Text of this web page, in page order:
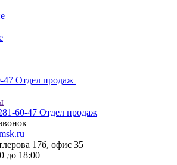
47 Отдел продаж
60-47 Отдел продаж
17б, офис 35
до 18:00